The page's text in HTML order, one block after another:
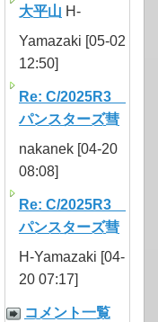
大平山 H-
Yamazaki [05-02
12:50]
Re: C/2025R3
パンスターズ彗
nakanek [04-20
08:08]
Re: C/2025R3
パンスターズ彗
H-Yamazaki [04-
20 07:17]
コメント一覧